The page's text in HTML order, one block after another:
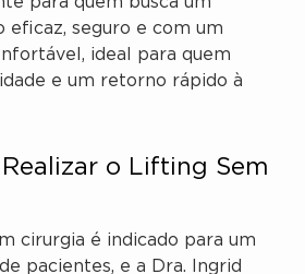
eficaz, seguro e com um
ideal para quem
e um retorno rápido à
o Lifting Sem
cirurgia é indicado para um
pacientes, e a Dra. Ingrid